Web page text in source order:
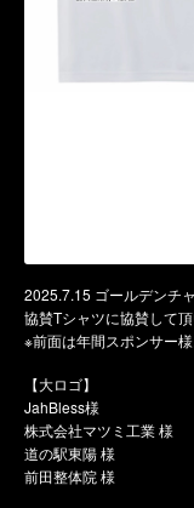
2025.7.15 ゴールデンチ
協賛Tシャツに協賛して
※前面は年間スポンサー
【大ロゴ】
JahBless様
株式会社マツミ工業 様
道の駅東陽 様
前田整体院 様